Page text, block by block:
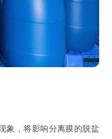
象，将影响分离膜的脱盐